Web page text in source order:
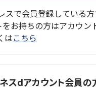
スで会員登録している
お持ちの方はアカウン
はこちら
スdアカウント会員の